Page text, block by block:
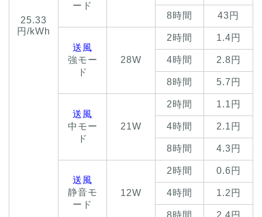
25.33
円/kWh
ード
8時間 43円
送風
強モー
ド
28W
2時間 1.4円
4時間 2.8円
8時間 5.7円
送風
中モー
ド
21W
2時間 1.1円
4時間 2.1円
8時間 4.3円
送風
静音モ
ード
12W
2時間 0.6円
4時間 1.2円
8時間 2.4円